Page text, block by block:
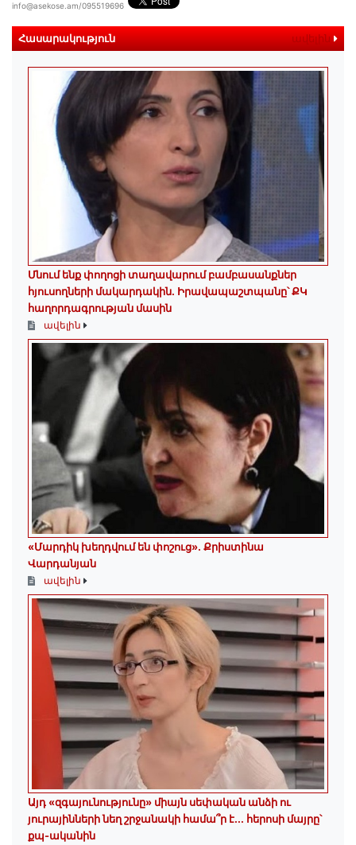
info@asekose.am/095519696
Հասարակություն ավելին
Մնում ենք փողոցի տաղավարում բամբասանքներ
հյուսողների մակարդակին․ Իրավապաշտպանը՝ ՔԿ
հաղորդագրության մասին
ավելին
«Մարդիկ խեղդվում են փոշուց»․ Քրիստինա
Վարդանյան
ավելին
Այդ «զգայունությունը» միայն սեփական անձի ու
յուրայինների նեղ շրջանակի համա՞ր է․․․ հերոսի մայրը՝
քպ-ականին